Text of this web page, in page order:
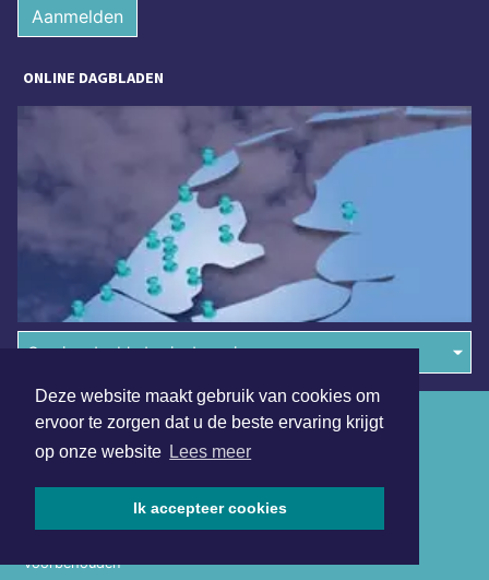
Deze website maakt gebruik van cookies om
ervoor te zorgen dat u de beste ervaring krijgt
op onze website Lees meer
Ik accepteer cookies
Aanmelden
ONLINE DAGBLADEN
Overige dagbladen in de regio
voorbehouden
Algemene voorwaarden
Disclaimer